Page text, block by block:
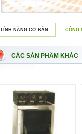
TÍNH NĂNG CƠ BẢN CÔNG
CÁC SẢN PHẨM KHÁC